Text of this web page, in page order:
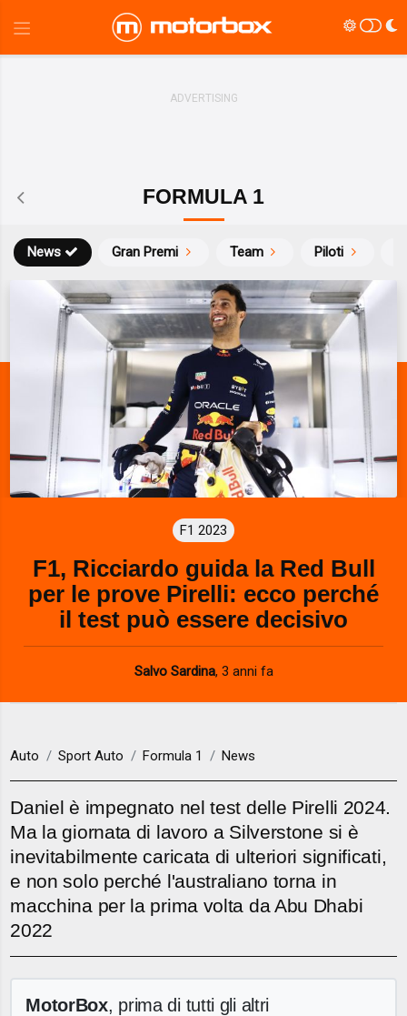
FORMULA 1
News Gran Premi Team Piloti
F1 2023
F1, Ricciardo guida la Red Bull
per le prove Pirelli: ecco perché
il test può essere decisivo
Salvo Sardina, 3 anni fa
Auto Sport Auto Formula 1 News
Daniel è impegnato nel test delle Pirelli 2024.
Ma la giornata di lavoro a Silverstone si è
inevitabilmente caricata di ulteriori significati,
e non solo perché l'australiano torna in
macchina per la prima volta da Abu Dhabi
2022
MotorBox, prima di tutti gli altri